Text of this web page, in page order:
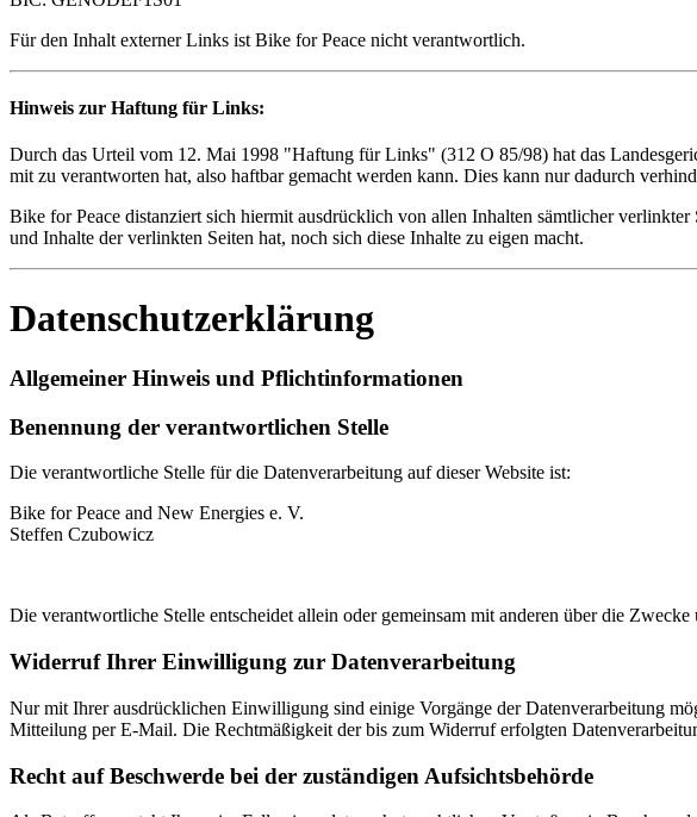
Für den Inhalt externer Links ist Bike for Peace nicht verantwortlich.
Hinweis zur Haftung für Links:
Durch das Urteil vom 12. Mai 1998 "Haftung für Links" (312 O 85/98) hat das
mit zu verantworten hat, also haftbar gemacht werden kann. Dies kann nur dadurch
Bike for Peace distanziert sich hiermit ausdrücklich von allen Inhalten sämtlicher
und Inhalte der verlinkten Seiten hat, noch sich diese Inhalte zu eigen macht.
Datenschutzerklärung
Allgemeiner Hinweis und Pflichtinformationen
Benennung der verantwortlichen Stelle
Die verantwortliche Stelle für die Datenverarbeitung auf dieser Website ist:
Bike for Peace and New Energies e. V.
Steffen Czubowicz
Die verantwortliche Stelle entscheidet allein oder gemeinsam mit anderen über die
Widerruf Ihrer Einwilligung zur Datenverarbeitung
Nur mit Ihrer ausdrücklichen Einwilligung sind einige Vorgänge der Datenverarbeitung
Mitteilung per E-Mail. Die Rechtmäßigkeit der bis zum Widerruf erfolgten
Recht auf Beschwerde bei der zuständigen Aufsichtsbehörde